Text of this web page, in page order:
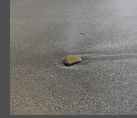
Vers la tempête…
20702 visites